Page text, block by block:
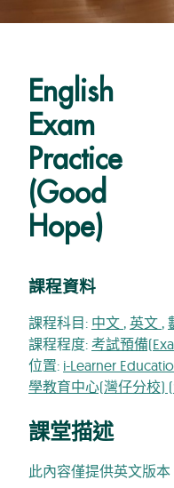
English
Exam
Practice
(Good
Hope)
課程資料
課程科目: 中文 , 英文 ,
課程程度: 考試預備
位置: i-Learner
學教育中心(灣仔分校)
課堂描述
此內容僅提供英文版本